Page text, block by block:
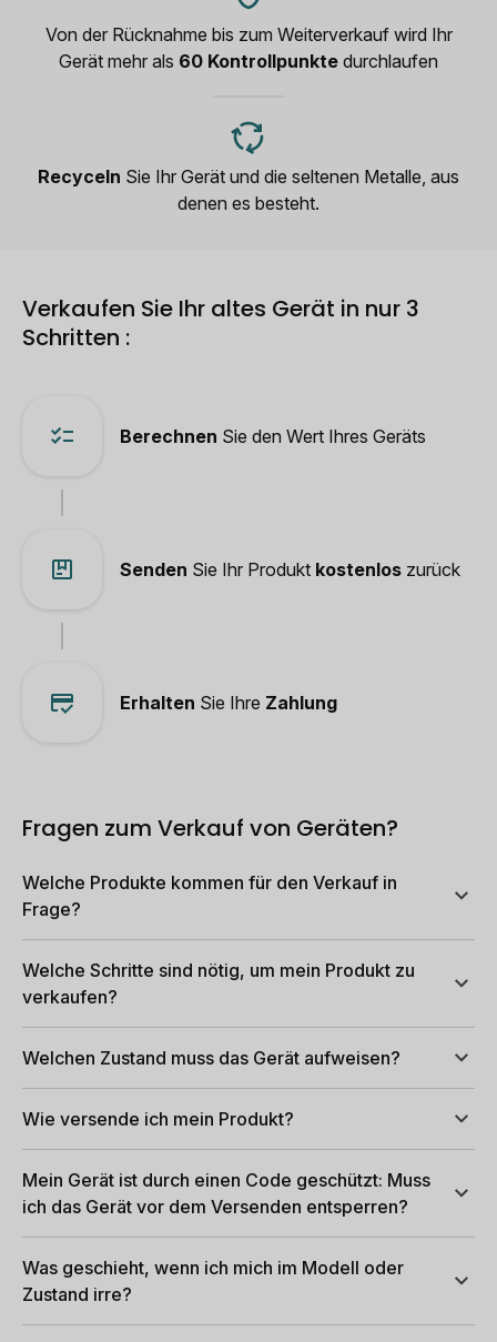
Von der Rücknahme bis zum Weiterverkauf wird Ihr
Gerät mehr als 60 Kontrollpunkte durchlaufen
Recyceln Sie Ihr Gerät und die seltenen Metalle, aus
denen es besteht.
Verkaufen Sie Ihr altes Gerät in nur 3
Schritten :
Berechnen Sie den Wert Ihres Geräts
Senden Sie Ihr Produkt kostenlos zurück
Erhalten Sie Ihre Zahlung
Fragen zum Verkauf von Geräten?
Welche Produkte kommen für den Verkauf in
Frage?
Welche Schritte sind nötig, um mein Produkt zu
verkaufen?
Welchen Zustand muss das Gerät aufweisen?
Wie versende ich mein Produkt?
Mein Gerät ist durch einen Code geschützt: Muss
ich das Gerät vor dem Versenden entsperren?
Was geschieht, wenn ich mich im Modell oder
Zustand irre?